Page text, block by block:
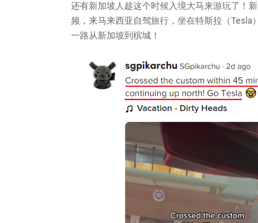
还有新加坡人趁这个时候入境大马来游玩了！
频，来马来西亚自驾旅行，坐在特斯拉（Tesla
一路从新加坡到槟城！